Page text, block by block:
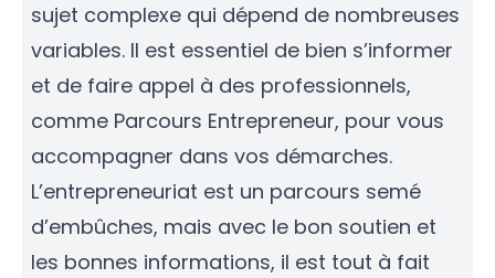
sujet complexe qui dépend de nombreuses
variables. Il est essentiel de bien s’informer
et de faire appel à des professionnels,
comme Parcours Entrepreneur, pour vous
accompagner dans vos démarches.
L’entrepreneuriat est un parcours semé
d’embûches, mais avec le bon soutien et
les bonnes informations, il est tout à fait